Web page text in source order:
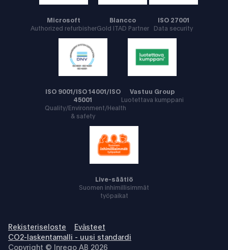
Microsoft
Authorized refurbisher
Blancco
Gold ITAD Partner
ISO 27001
Data security
ISO 9001/ISO 14001/ISO
45001
Quality/Environment/Health
& safety
Vastuu Group
Luotettava kumppani
Live-säätiö
Suomen inhimillisimmät
työpaikat
Copyright © Inrego AB 2026
Rekisteriseloste
Evästeet
CO2-laskentamalli - uusi standardi